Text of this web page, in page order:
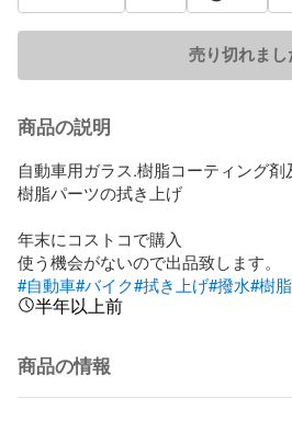
売り切れまし
商品の説明
自動車用ガラス.樹脂コーティング剤
樹脂パーツの拭き上げ
年末にコストコで購入
#自動車#バイク#拭き上げ#撥水#樹
半年以上前
商品の情報